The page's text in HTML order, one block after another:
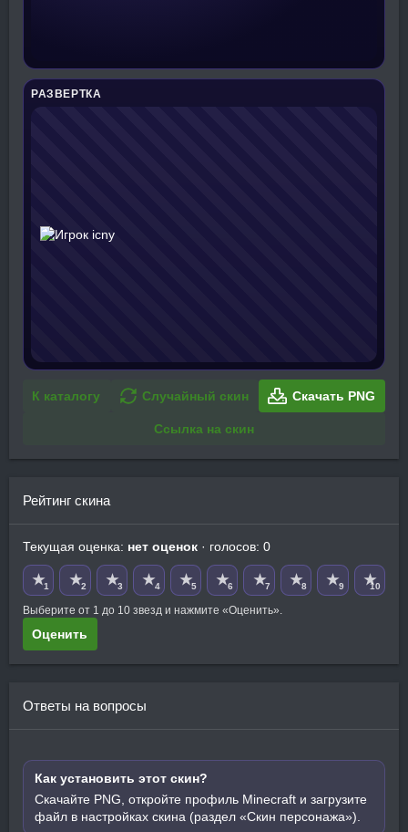
РАЗВЕРТКА
К каталогу Случайный скин Скачать PNG
Ссылка на скин
Рейтинг скина
Текущая оценка: нет оценок · голосов: 0
★1 ★2 ★3 ★4 ★5 ★6 ★7 ★8 ★9 ★10
Выберите от 1 до 10 звезд и нажмите «Оценить».
Оценить
Ответы на вопросы
Как установить этот скин?
Скачайте PNG, откройте профиль Minecraft и загрузите
файл в настройках скина (раздел «Скин персонажа»).